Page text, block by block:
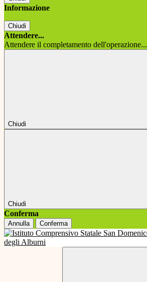
Informazione
Chiudi
Attendere...
Attendere il completamento dell'operazione...
Chiudi
Chiudi
Conferma
Annulla Conferma